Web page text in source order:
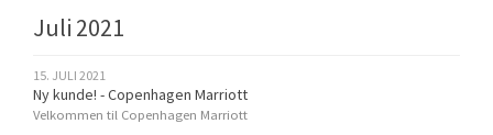
Juli 2021
15. JULI 2021
Ny kunde! - Copenhagen Marriott
Velkommen til Copenhagen Marriott